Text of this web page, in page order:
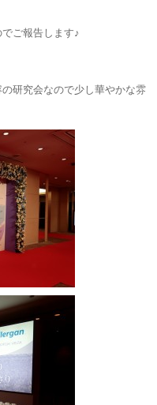
ご報告します♪
研究会なので少し華やかな雰